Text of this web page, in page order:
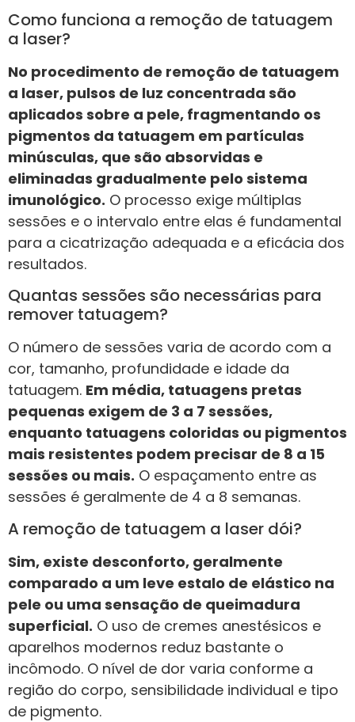
Como funciona a remoção de tatuagem
a laser?
No procedimento de remoção de tatuagem
a laser, pulsos de luz concentrada são
aplicados sobre a pele, fragmentando os
pigmentos da tatuagem em partículas
minúsculas, que são absorvidas e
eliminadas gradualmente pelo sistema
imunológico. O processo exige múltiplas
sessões e o intervalo entre elas é fundamental
para a cicatrização adequada e a eficácia dos
resultados.
Quantas sessões são necessárias para
remover tatuagem?
O número de sessões varia de acordo com a
cor, tamanho, profundidade e idade da
tatuagem. Em média, tatuagens pretas
pequenas exigem de 3 a 7 sessões,
enquanto tatuagens coloridas ou pigmentos
mais resistentes podem precisar de 8 a 15
sessões ou mais. O espaçamento entre as
sessões é geralmente de 4 a 8 semanas.
A remoção de tatuagem a laser dói?
Sim, existe desconforto, geralmente
comparado a um leve estalo de elástico na
pele ou uma sensação de queimadura
superficial. O uso de cremes anestésicos e
aparelhos modernos reduz bastante o
incômodo. O nível de dor varia conforme a
região do corpo, sensibilidade individual e tipo
de pigmento.